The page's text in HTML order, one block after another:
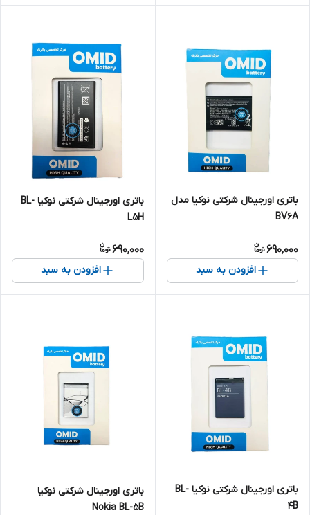
باتری اورجینال شرکتی نوکیا مدل
BV6A
690,000
افزودن به سبد
باتری اورجینال شرکتی نوکیا BL-
L5H
690,000
افزودن به سبد
باتری اورجینال شرکتی نوکیا BL-
4B
باتری اورجینال شرکتی نوکیا
Nokia BL-5B